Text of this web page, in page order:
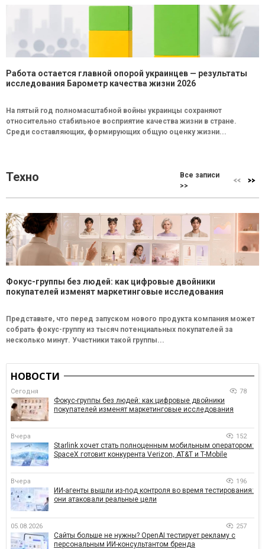
Работа остается главной опорой украинцев — результаты
исследования Барометр качества жизни 2026
На пятый год полномасштабной войны украинцы сохраняют
относительно стабильное восприятие качества жизни в стране.
Среди составляющих, формирующих общую оценку жизни...
Техно
Все записи
>>
Фокус-группы без людей: как цифровые двойники
покупателей изменят маркетинговые исследования
Представьте, что перед запуском нового продукта компания может
собрать фокус-группу из тысяч потенциальных покупателей за
несколько минут. Участники такой группы...
НОВОСТИ
Сегодня 78
Фокус-группы без людей: как цифровые двойники
покупателей изменят маркетинговые исследования
Вчера 152
Starlink хочет стать полноценным мобильным оператором:
SpaceX готовит конкурента Verizon, AT&T и T-Mobile
Вчера 196
ИИ-агенты вышли из-под контроля во время тестирования:
они атаковали реальные цели
05.08.2026 257
Сайты больше не нужны? OpenAI тестирует рекламу с
персональным ИИ-консультантом бренда